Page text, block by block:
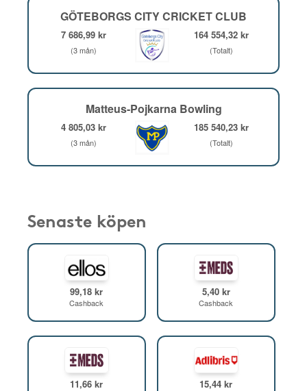
GÖTEBORGS CITY CRICKET CLUB
7 686,99 kr
(3 mån)
164 554,32 kr
(Totalt)
Matteus-Pojkarna Bowling
4 805,03 kr
(3 mån)
185 540,23 kr
(Totalt)
Senaste köpen
99,18 kr
Cashback
5,40 kr
Cashback
11,66 kr 15,44 kr